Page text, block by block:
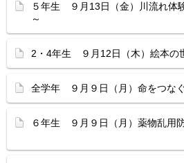
５年生 ９月13日（金）川流れ体
～
2・4年生 ９月12日（木）絵本
全学年 ９月９日（月）命をつなぐ
６年生 ９月９日（月）薬物乱用